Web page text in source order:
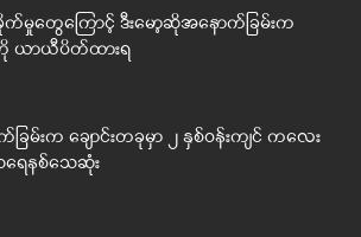
တွေကြောင့် ဒီးမော့ဆိုအနောက်ခြမ်းက
ယာယီပိတ်ထားရ
မ်းက ချောင်းတခုမှာ ၂ နှစ်ဝန်းကျင် ကလေး
ေနစ်သေဆုံး